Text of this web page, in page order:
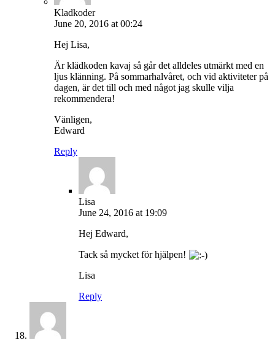
Kladkoder
June 20, 2016 at 00:24
Hej Lisa,
Är klädkoden kavaj så går det alldeles utmärkt med en
ljus klänning. På sommarhalvåret, och vid aktiviteter på
dagen, är det till och med något jag skulle vilja
rekommendera!
Vänligen,
Edward
Reply
Lisa
June 24, 2016 at 19:09
Hej Edward,
Tack så mycket för hjälpen!
Lisa
Reply